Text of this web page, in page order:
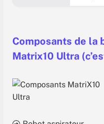
robot
Composants de la
Matrix10 Ultra